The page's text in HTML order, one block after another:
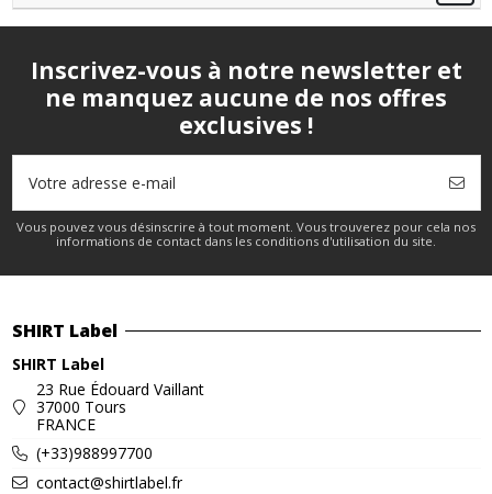
Inscrivez-vous à notre newsletter et
ne manquez aucune de nos offres
exclusives !
Vous pouvez vous désinscrire à tout moment. Vous trouverez pour cela nos
informations de contact dans les conditions d'utilisation du site.
SHIRT Label
SHIRT Label
23 Rue Édouard Vaillant
37000 Tours
FRANCE
(+33)988997700
contact@shirtlabel.fr